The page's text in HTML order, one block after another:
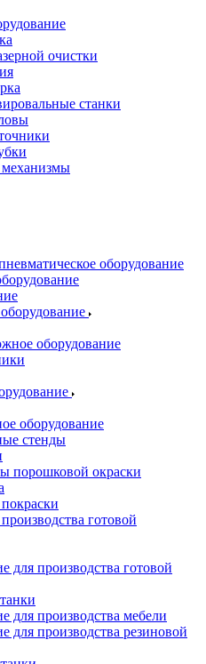
очистки
станки
оборудование
оборудование
оборудование
стенды
порошковой окраски
готовой
для производства готовой
для производства мебели
для производства резиновой